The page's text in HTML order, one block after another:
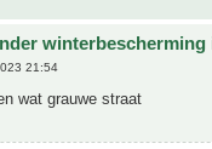
winterbescherming
21:54
wat grauwe straat